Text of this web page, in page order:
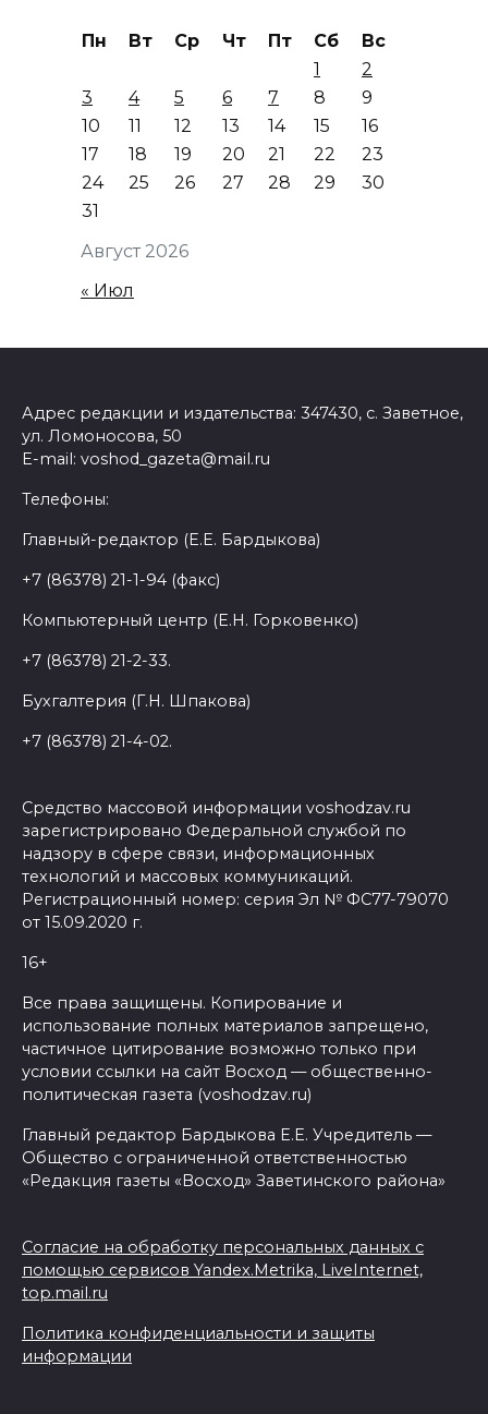
Август 2026
Пн Вт Ср Чт Пт Сб
Вс
1
2
3
4 5 6 7 8
9
10
11 12 13 14 15
16
17
18 19 20 21 22
23
24
25 26 27 28 29
30
31
« Июл
Адрес редакции и издательства: 347430, с. Заветное,
ул. Ломоносова, 50
E-mail: voshod_gazeta@mail.ru
Телефоны:
Главный-редактор (Е.Е. Бардыкова)
+7 (86378) 21-1-94 (факс)
Компьютерный центр (Е.Н. Горковенко)
+7 (86378) 21-2-33.
Бухгалтерия (Г.Н. Шпакова)
+7 (86378) 21-4-02.
Средство массовой информации voshodzav.ru
зарегистрировано Федеральной службой по
надзору в сфере связи, информационных
технологий и массовых коммуникаций.
Регистрационный номер: серия Эл № ФС77-79070
от 15.09.2020 г.
16+
Все права защищены. Копирование и
использование полных материалов запрещено,
частичное цитирование возможно только при
условии ссылки на сайт Восход — общественно-
политическая газета (voshodzav.ru)
Главный редактор Бардыкова Е.Е. Учредитель —
Общество с ограниченной ответственностью
«Редакция газеты «Восход» Заветинского района»
Согласие на обработку персональных данных с
помощью сервисов Yandex.Metrika, LiveInternet,
top.mail.ru
Политика конфиденциальности и защиты
информации